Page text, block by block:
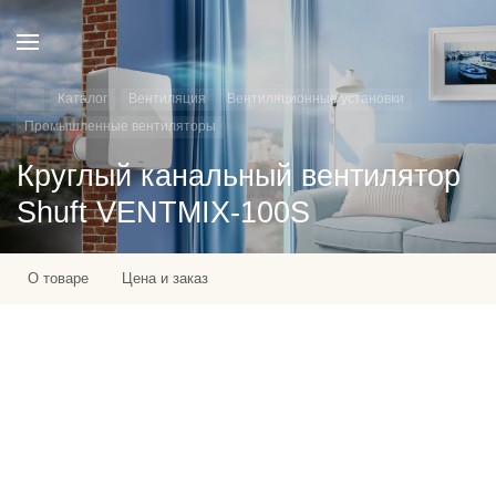
Каталог Вентиляция
Вентиляционные установки
Промышленные вентиляторы
Круглый канальный вентилятор
Shuft VENTMIX-100S
О товаре Цена и заказ